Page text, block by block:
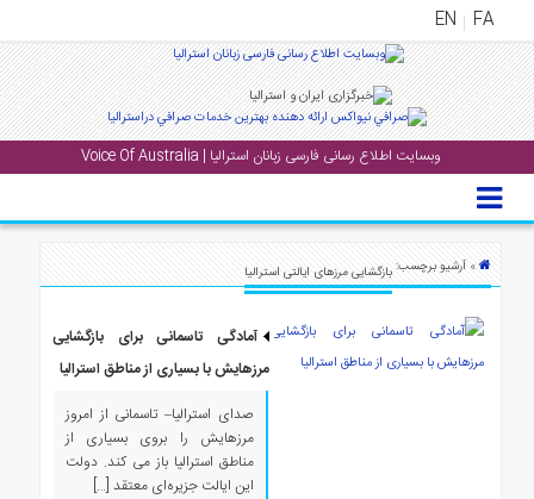
FA
EN
وبسایت اطلاع رسانی فارسی زبانان استرالیا | Voice Of Australia
منوی
اصلی
جشن» آرشیو برچسب:بازگشایی مرزهای ایالتی استرالیا
آمادگی تاسمانی برای بازگشایی
مرزهایش با بسیاری از مناطق استرالیا
صدای استرالیا– تاسمانی از امروز
مرزهایش را بروی بسیاری از
مناطق استرالیا باز می کند. دولت
این ایالت جزیره‌‌ای معتقد […]